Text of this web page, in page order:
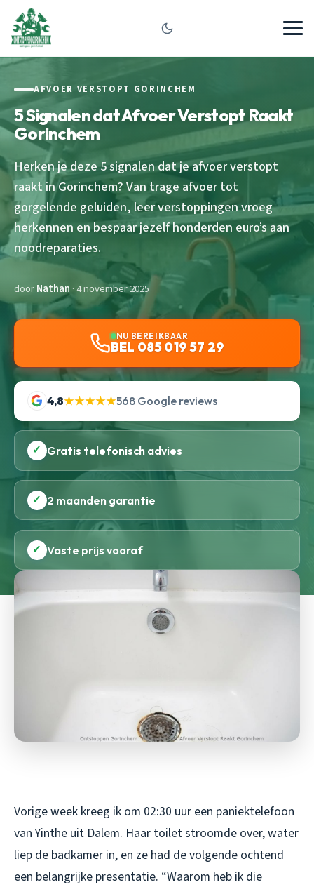
AFVOER VERSTOPT GORINCHEM
5 Signalen dat Afvoer Verstopt Raakt
Gorinchem
Herken je deze 5 signalen dat je afvoer verstopt
raakt in Gorinchem? Van trage afvoer tot
gorgelende geluiden, leer verstoppingen vroeg
herkennen en bespaar jezelf honderden euro’s aan
noodreparaties.
doorNathan· 4 november 2025
NU BEREIKBAAR
BEL 085 019 57 29
4,8★★★★★568 Google reviews
✓ Gratis telefonisch advies
✓ 2 maanden garantie
✓ Vaste prijs vooraf
Vorige week kreeg ik om 02:30 uur een paniektelefoon
van Yinthe uit Dalem. Haar toilet stroomde over, water
liep de badkamer in, en ze had de volgende ochtend
een belangrijke presentatie. “Waarom heb ik die